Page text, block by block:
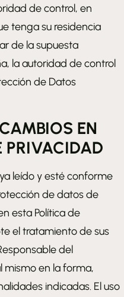
de control, en
tenga su residencia
de la supuesta
la autoridad de control
de Datos
EN
PRIVACIDAD
leído y esté conforme
de datos de
esta Política de
el tratamiento de sus
del
en la forma,
indicadas. El uso